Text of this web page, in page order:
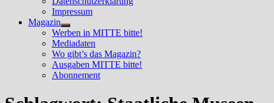
anzeigen
Impressum
Magazin
Untermenü
anzeigen
Werben in MITTE bitte!
Mediadaten
Wo gibt’s das Magazin?
Ausgaben MITTE bitte!
Abonnement